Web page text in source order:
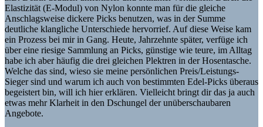
Elastizität (E-Modul) von Nylon konnte man für die gleiche
Anschlagsweise dickere Picks benutzen, was in der Summe
deutliche klangliche Unterschiede hervorrief. Auf diese Weise kam
ein Prozess bei mir in Gang. Heute, Jahrzehnte später, verfüge ich
über eine riesige Sammlung an Picks, günstige wie teure, im Alltag
habe ich aber häufig die drei gleichen Plektren in der Hosentasche.
Welche das sind, wieso sie meine persönlichen Preis/Leistungs-
Sieger sind und warum ich auch von bestimmten Edel-Picks überaus
begeistert bin, will ich hier erklären. Vielleicht bringt dir das ja auch
etwas mehr Klarheit in den Dschungel der unüberschaubaren
Angebote.